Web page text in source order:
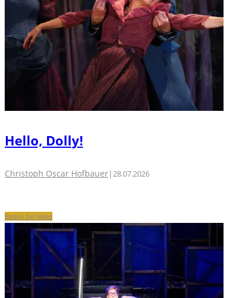
Hello, Dolly!
Christoph Oscar Hofbauer|28.07.2026
Baden bei Wien